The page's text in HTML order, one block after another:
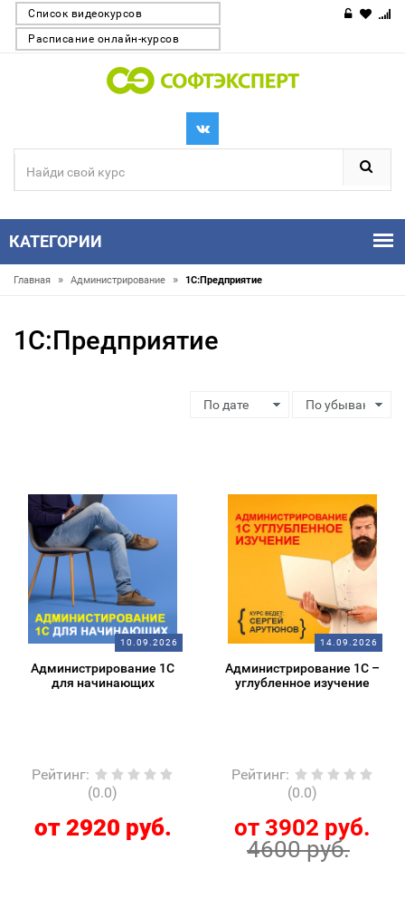
Список видеокурсов
Расписание онлайн-курсов
КАТЕГОРИИ
Главная » Администрирование » 1С:Предприятие
1С:Предприятие
10.09.2026
Администрирование 1С
для начинающих
Рейтинг:
(0.0)
от 2920 руб.
14.09.2026
Администрирование 1С –
углубленное изучение
Рейтинг:
(0.0)
от 3902 руб.
4600 руб.